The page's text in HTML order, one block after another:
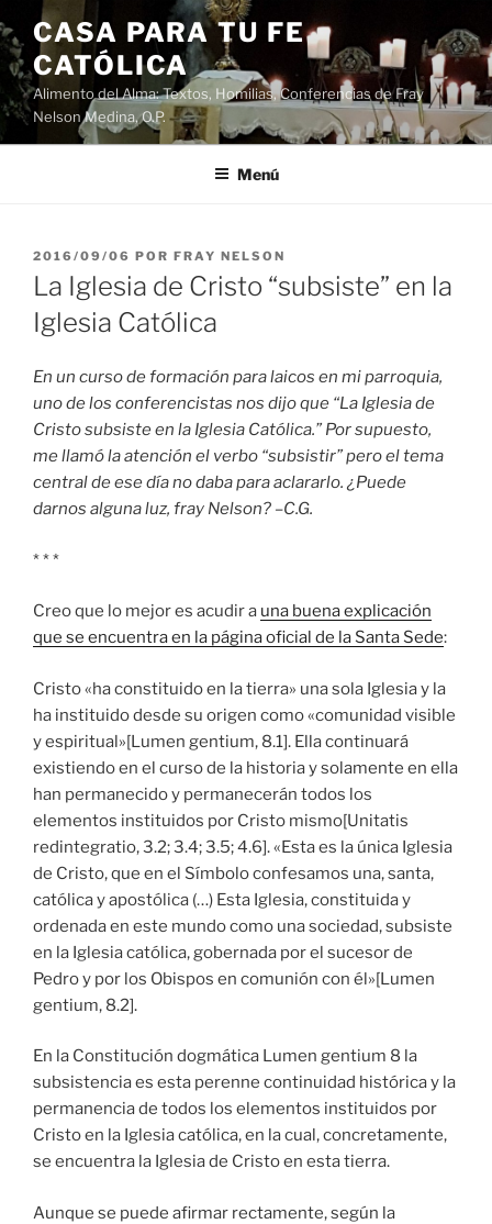
Saltar
al
contenido
CASA PARA TU FE
CATÓLICA
Alimento del Alma: Textos, Homilias, Conferencias de Fray
Nelson Medina, O.P.
Menú
PUBLICADO
EL
2016/09/06 POR FRAY NELSON
La Iglesia de Cristo “subsiste” en la
Iglesia Católica
En un curso de formación para laicos en mi parroquia,
uno de los conferencistas nos dijo que “La Iglesia de
Cristo subsiste en la Iglesia Católica.” Por supuesto,
me llamó la atención el verbo “subsistir” pero el tema
central de ese día no daba para aclararlo. ¿Puede
darnos alguna luz, fray Nelson? –C.G.
* * *
Creo que lo mejor es acudir a una buena explicación
que se encuentra en la página oficial de la Santa Sede:
Cristo «ha constituido en la tierra» una sola Iglesia y la
ha instituido desde su origen como «comunidad visible
y espiritual»[Lumen gentium, 8.1]. Ella continuará
existiendo en el curso de la historia y solamente en ella
han permanecido y permanecerán todos los
elementos instituidos por Cristo mismo[Unitatis
redintegratio, 3.2; 3.4; 3.5; 4.6]. «Esta es la única Iglesia
de Cristo, que en el Símbolo confesamos una, santa,
católica y apostólica (…) Esta Iglesia, constituida y
ordenada en este mundo como una sociedad, subsiste
en la Iglesia católica, gobernada por el sucesor de
Pedro y por los Obispos en comunión con él»[Lumen
gentium, 8.2].
En la Constitución dogmática Lumen gentium 8 la
subsistencia es esta perenne continuidad histórica y la
permanencia de todos los elementos instituidos por
Cristo en la Iglesia católica, en la cual, concretamente,
se encuentra la Iglesia de Cristo en esta tierra.
Aunque se puede afirmar rectamente, según la